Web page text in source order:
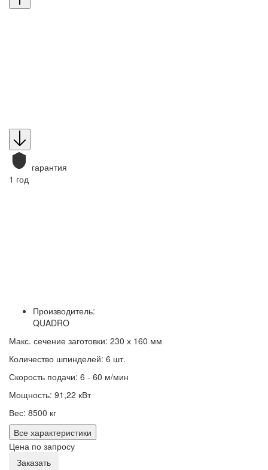
гарантия
1 год
Производитель:
QUADRO
Макс. сечение заготовки: 230 х 160 мм
Количество шпинделей: 6 шт.
Скорость подачи: 6 - 60 м/мин
Мощность: 91,22 кВт
Вес: 8500 кг
Все характеристики
Цена по запросу
Заказать